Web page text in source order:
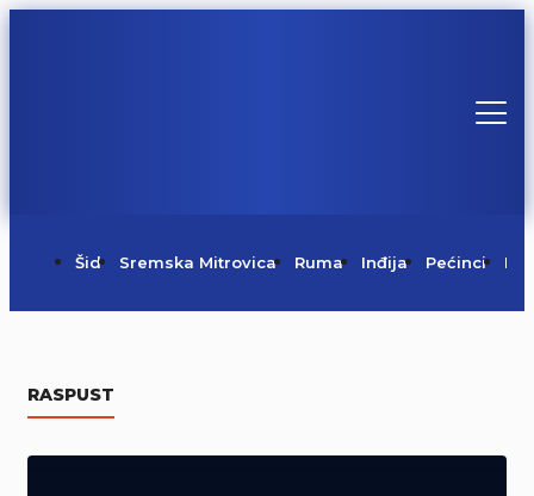
Šid Sremska Mitrovica Ruma Inđija Pećinci Irig
RASPUST
Mrkonjić Gradu (Video)